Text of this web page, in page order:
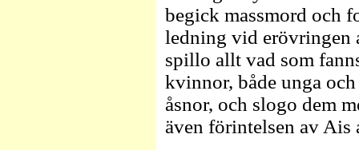
begick massmord och
ledning vid erövringen
spillo allt vad som
kvinnor, både unga
åsnor, och slogo dem
även förintelsen av Ais